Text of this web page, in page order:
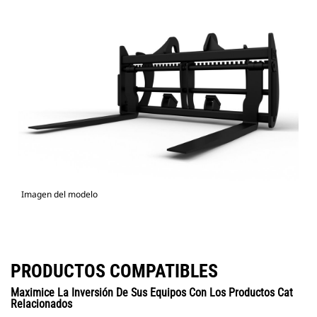
Imagen del modelo
PRODUCTOS COMPATIBLES
Maximice La Inversión De Sus Equipos Con Los Productos Cat
Relacionados